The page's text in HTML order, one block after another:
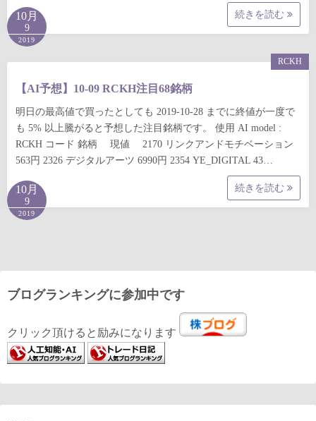
続きを読む
10月
9
2019
【AI予想】10-09 RCKH注目68銘柄
明日の最高値で買ったとしても 2019-10-28 までに終値が一度で
も 5% 以上騰がると予想した注目銘柄です。 使用 AI model :
RCKH コード 銘柄 現値 2170 リンクアンドモチベーション
563円 2326 デジタルアーツ 6990円 2354 YE_DIGITAL 43…
続きを読む
RCKH
10月
9
2019
ブログランキングに参加中です
クリック頂けると励みになります